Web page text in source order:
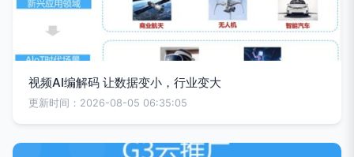
视频AI编解码 让数据变小，行业变大
更新时间：2026-08-05 06:35:05